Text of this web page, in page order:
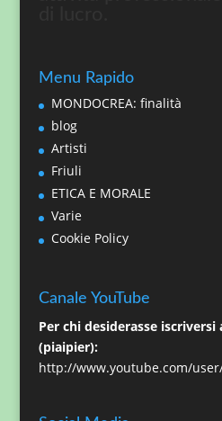
Menu Rapido
MONDOCREA: finalità
blog
Artisti
Friuli
ETICA E MORALE
Varie
Cookie Policy
Canale YouTube
Per chi desiderasse
(piaipier):
http://www.youtube.com/